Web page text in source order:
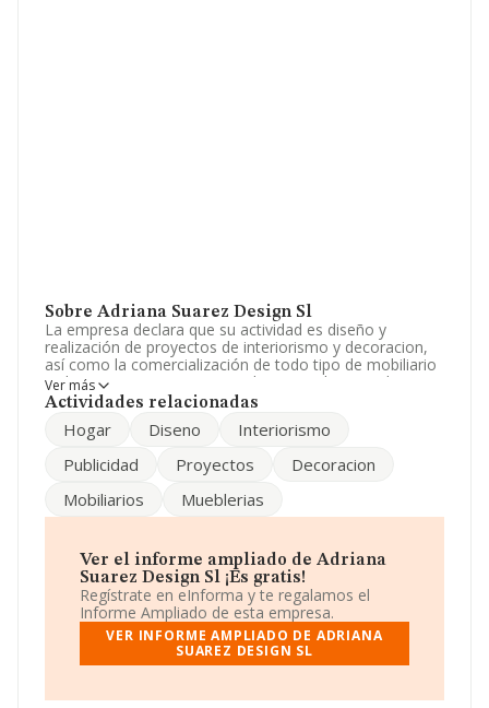
Sobre Adriana Suarez Design Sl
La empresa declara que su actividad es diseño y
realización de proyectos de interiorismo y decoracion,
así como la comercialización de todo tipo de mobiliario
y elementos necesarios para la materializacion de
dichos proyectos. La empresa aparece inscrita en el
actividad CNAE es '%cnae%' con código 4755. La
se encuentra en Calle Hamburgo Pg Ind El Bierzo,
(24404), Ponferrada, en León, Castilla-león.
En base a la información de la que dispone INFORMA
sobre 25.538 compañías, la facturación en el ámbito
nacional alcanza los 8.191 millones de euros y en 2009
la media de facturación de ventas entre todas las
compañías alcanza los 320 mil euros. En cuanto a la
información relativa a la provincia de León, en la base
de datos de INFORMA aparecen 242 empresas, cuyas
Finalmente, para completar los datos de sector, en
Ver más
Actividades relacionadas
Hogar Diseno
Interiorismo
Publicidad
Proyectos
Decoracion
Mobiliarios
Mueblerias
Ver el informe ampliado de Adriana
Suarez Design Sl ¡Es gratis!
Regístrate en eInforma y te regalamos el
Informe Ampliado de esta empresa.
VER INFORME AMPLIADO DE ADRIANA
SUAREZ DESIGN SL